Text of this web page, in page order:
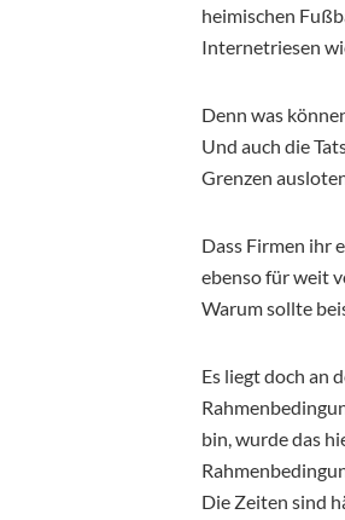
heimischen
Internetriesen
Denn was
Und auch die
Grenzen
Dass Firmen ihr
ebenso für weit
Warum sollte
Es liegt doch an
bin, wurde das
Die Zeiten sind